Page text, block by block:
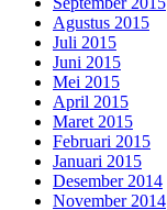
Agustus 2015
Juli 2015
Juni 2015
Mei 2015
April 2015
Maret 2015
Februari 2015
Januari 2015
Desember 2014
November 2014